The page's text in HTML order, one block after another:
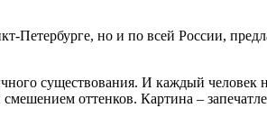
но и по всей России,
существования. И каждый человек
оттенков. Картина –